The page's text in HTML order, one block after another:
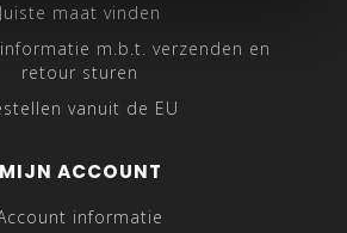
Juiste maat vinden
m.b.t. verzenden en
retour sturen
vanuit de EU
MIJN ACCOUNT
informatie